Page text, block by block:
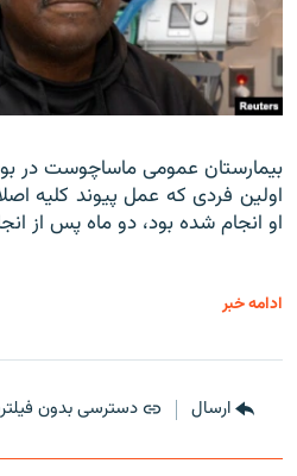
بیمارستان عمومی ماساچوست در
اولین فردی که عمل پیوند کلیه
او انجام شده بود، دو ماه پس از
ادامه خبر
ارسال دسترسی بدون